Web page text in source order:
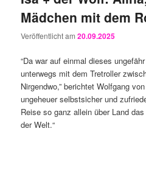
Mädchen mit dem
Veröffentlicht am20.09.2025
“Da war auf einmal dieses
unterwegs mit dem Tretroller
Nirgendwo,” berichtet Wolfgang
ungeheuer selbstsicher und
Reise so ganz allein über Land
der Welt.“